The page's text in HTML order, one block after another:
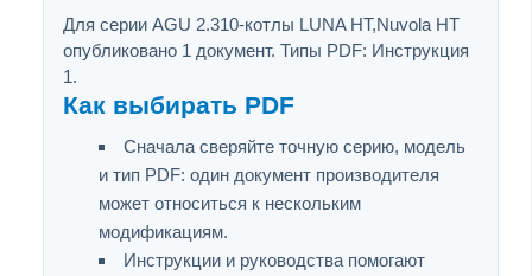
Для серии AGU 2.310-котлы LUNA HT,Nuvola HT
опубликовано 1 документ. Типы PDF: Инструкция
1.
Как выбирать PDF
Сначала сверяйте точную серию, модель
и тип PDF: один документ производителя
может относиться к нескольким
модификациям.
Инструкции и руководства помогают